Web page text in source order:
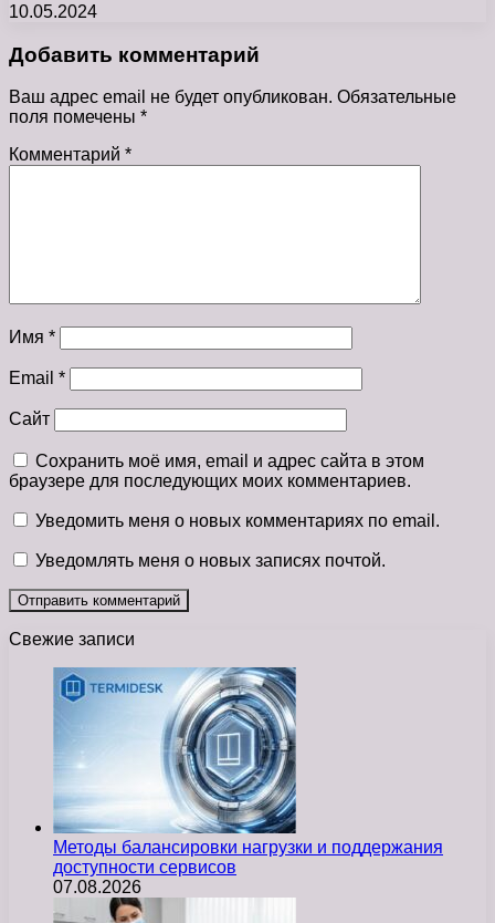
10.05.2024
Добавить комментарий
Ваш адрес email не будет опубликован. Обязательные
поля помечены *
Комментарий *
Имя *
Email *
Сайт
Сохранить моё имя, email и адрес сайта в этом
браузере для последующих моих комментариев.
Уведомить меня о новых комментариях по email.
Уведомлять меня о новых записях почтой.
Свежие записи
Методы балансировки нагрузки и поддержания
доступности сервисов
07.08.2026